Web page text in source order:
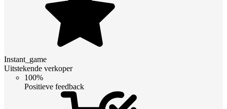
Instant_game
Uitstekende verkoper
100%
Positieve feedback